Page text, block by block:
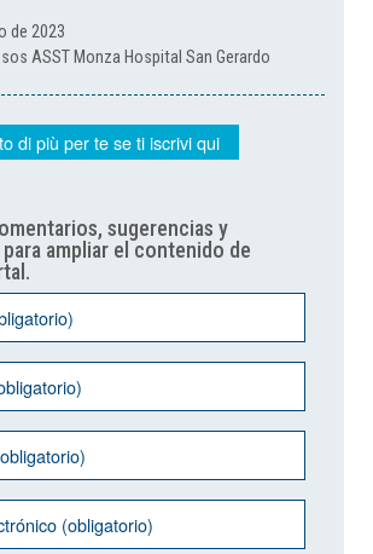
de 2023
ASST Monza Hospital San Gerardo
di più per te se ti iscrivi qui
sugerencias y
ampliar el contenido de